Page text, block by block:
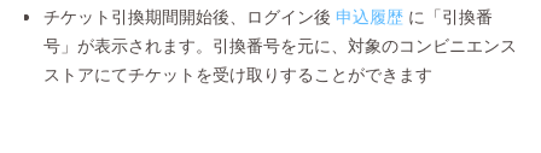
チケット引換期間開始後、ログイン後 申込履歴 に「引換番
号」が表示されます。引換番号を元に、対象のコンビニエンス
ストアにてチケットを受け取りすることができます